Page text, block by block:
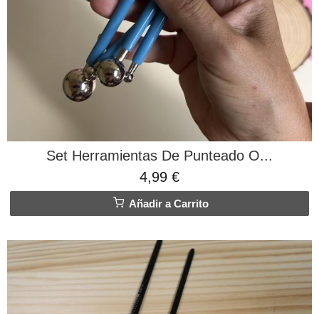
Set Herramientas De Punteado O...
4,99 €
Añadir a Carrito